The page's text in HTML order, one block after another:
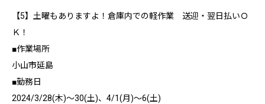
【5】土曜もありますよ！倉庫内での軽作業 送迎・翌日払いＯ
Ｋ！
■作業場所
小山市延島
■勤務日
2024/3/28(木)～30(土)、4/1(月)～6(土)